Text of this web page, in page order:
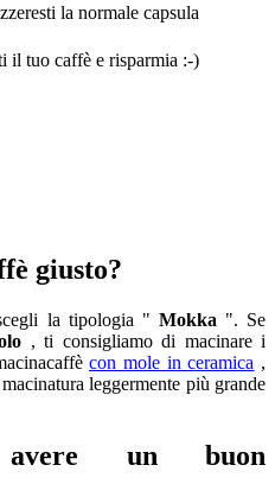
la normale capsula
il tuo caffè e risparmia :-)
giusto?
la tipologia " Mokka ". Se
, ti consigliamo di macinare i
con mole in ceramica ,
leggermente più grande
un buon